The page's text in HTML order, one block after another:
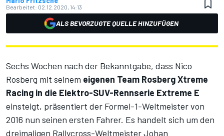
Bearbeitet: 02.12.2020, 14:13
ALS BEVORZUGTE QUELLE HINZUFÜGEN
Sechs Wochen nach der Bekanntgabe, dass Nico
Rosberg mit seinem eigenen Team Rosberg Xtreme
Racing in die Elektro-SUV-Rennserie Extreme E
einsteigt, präsentiert der Formel-1-Weltmeister von
2016 nun seinen ersten Fahrer. Es handelt sich um den
dreimaligen Rallycross-Weltmeister Johan